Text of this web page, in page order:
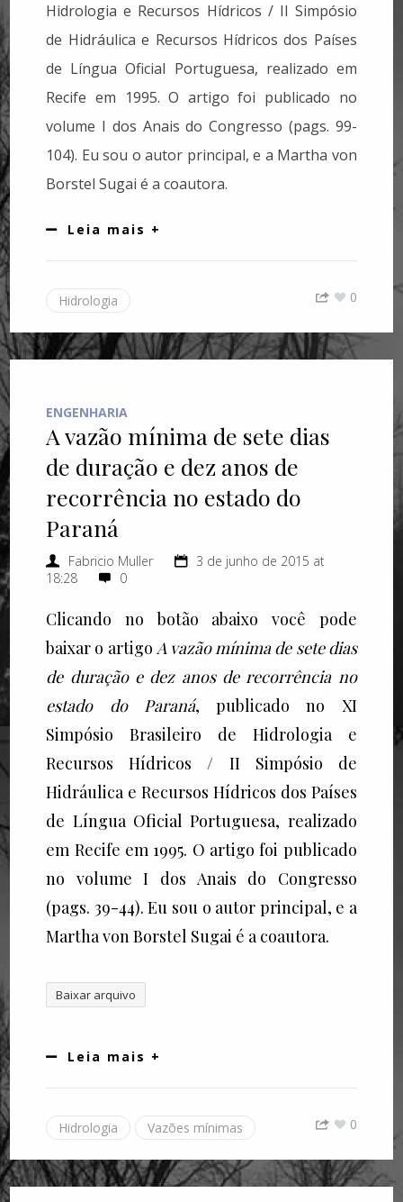
Hidrologia e Recursos Hídricos / II Simpósio
de Hidráulica e Recursos Hídricos dos Países
de Língua Oficial Portuguesa, realizado em
Recife em 1995. O artigo foi publicado no
volume I dos Anais do Congresso (pags. 99-
104). Eu sou o autor principal, e a Martha von
Borstel Sugai é a coautora.
Leia mais +
Hidrologia 0
ENGENHARIA
A vazão mínima de sete dias
de duração e dez anos de
recorrência no estado do
Paraná
Fabricio Muller
3 de junho de 2015 at
18:28
0
Clicando no botão abaixo você pode
baixar o artigo A vazão mínima de sete dias
de duração e dez anos de recorrência no
estado do Paraná, publicado no XI
Simpósio Brasileiro de Hidrologia e
Recursos Hídricos / II Simpósio de
Hidráulica e Recursos Hídricos dos Países
de Língua Oficial Portuguesa, realizado
em Recife em 1995. O artigo foi publicado
no volume I dos Anais do Congresso
(pags. 39-44). Eu sou o autor principal, e a
Martha von Borstel Sugai é a coautora.
Baixar arquivo
Leia mais +
Hidrologia Vazões mínimas 0